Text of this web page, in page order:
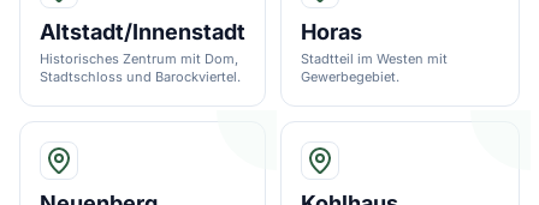
Altstadt/Innenstadt
Historisches Zentrum mit Dom,
Stadtschloss und Barockviertel.
Horas
Stadtteil im Westen mit
Gewerbegebiet.